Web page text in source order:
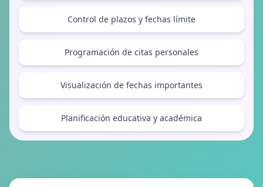
Control de plazos y fechas límite
Programación de citas personales
Visualización de fechas importantes
Planificación educativa y académica